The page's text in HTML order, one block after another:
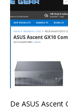
De ASUS Ascent